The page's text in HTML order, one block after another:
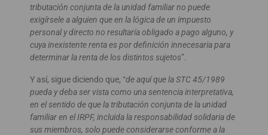
tributación conjunta de la unidad familiar no puede
exigírsele a alguien que en la lógica de un impuesto
personal y directo no resultaría obligado a pago alguno, y
cuya inexistente renta es por definición innecesaria para
determinar la renta de los distintos sujetos”.
Y así, sigue diciendo que, “de aquí que la STC 45/1989
pueda y deba ser vista como una sentencia interpretativa,
en el sentido de que la tributación conjunta de la unidad
familiar en el IRPF, incluida la responsabilidad solidaria de
sus miembros, solo puede considerarse conforme a la